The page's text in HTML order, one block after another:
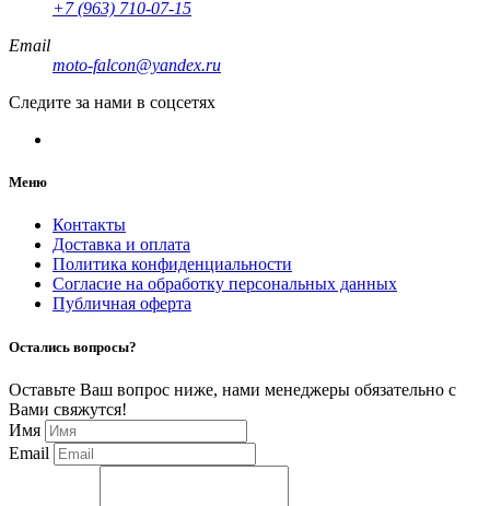
+7 (963) 710-07-15
Email
moto-falcon@yandex.ru
Следите за нами в соцсетях
Меню
Контакты
Доставка и оплата
Политика конфиденциальности
Согласие на обработку персональных данных
Публичная оферта
Остались вопросы?
Оставьте Ваш вопрос ниже, нами менеджеры обязательно с
Вами свяжутся!
Имя
Email